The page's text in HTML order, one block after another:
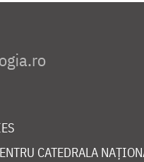
CATEDRALA